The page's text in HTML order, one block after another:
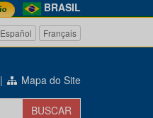
BRASIL
Español Français
| Mapa do Site